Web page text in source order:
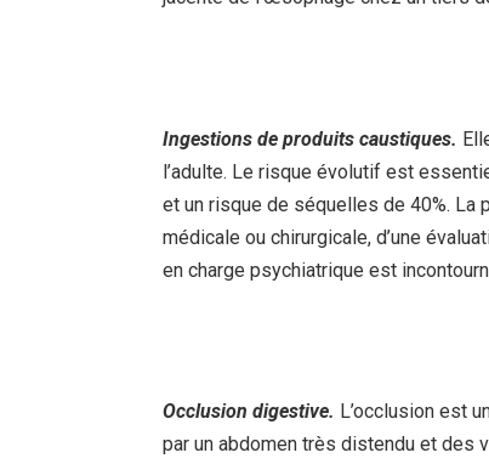
Ingestions de produits caustiques.
l’adulte. Le risque évolutif est
et un risque de séquelles de 40%. La
médicale ou chirurgicale, d’une
en charge psychiatrique est
Occlusion digestive. L’occlusion est
par un abdomen très distendu et